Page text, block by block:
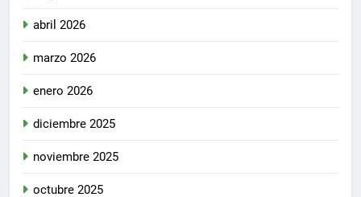
abril 2026
marzo 2026
enero 2026
diciembre 2025
noviembre 2025
octubre 2025